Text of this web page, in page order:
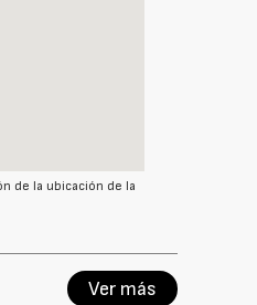
de la ubicación de la
Ver más